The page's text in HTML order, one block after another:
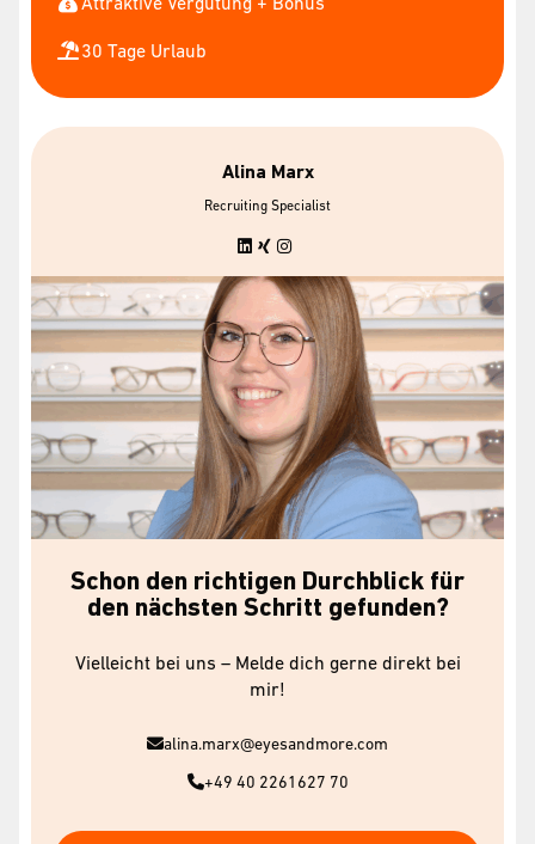
30 Tage Urlaub
Alina Marx
Recruiting Specialist
Schon den richtigen Durchblick für
den nächsten Schritt gefunden?
Vielleicht bei uns – Melde dich gerne direkt bei
mir!
alina.marx@eyesandmore.com
+49 40 2261627 70